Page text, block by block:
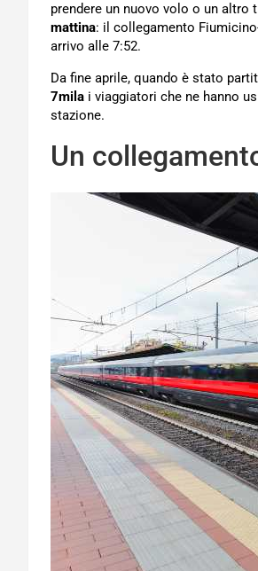
prendere un nuovo volo o un altro
mattina: il collegamento
arrivo alle 7:52.
Da fine aprile, quando è stato
7mila i viaggiatori che ne hanno
stazione.
Un